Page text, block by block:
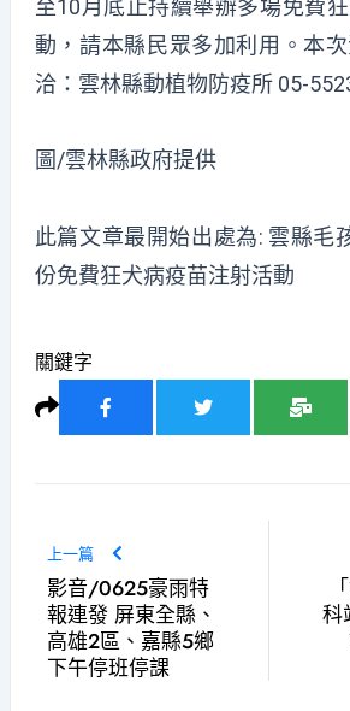
至10月底止持續舉辦多場免費
動，請本縣民眾多加利用。本
洽：雲林縣動植物防疫所 05-
圖/雲林縣政府提供
此篇文章最開始出處為: 雲縣毛
份免費狂犬病疫苗注射活動
關鍵字
上一篇
影音/0625豪雨特
報連發 屏東全縣、
高雄2區、嘉縣5鄉
下午停班停課
科